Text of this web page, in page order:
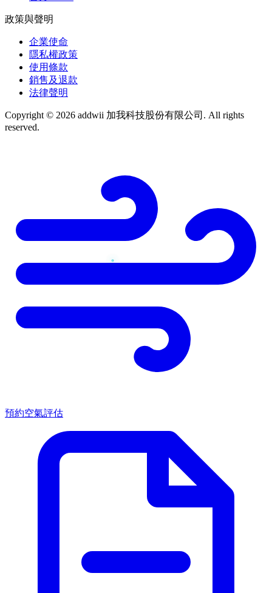
政策與聲明
企業使命
隱私權政策
使用條款
銷售及退款
法律聲明
Copyright © 2026 addwii 加我科技股份有限公司. All rights
reserved.
預約空氣評估